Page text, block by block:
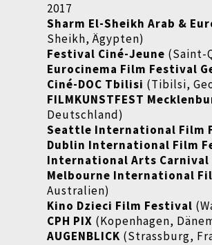
2017
Sharm El-Sheikh Arab &
Sheikh, Ägypten)
Festival Ciné-Jeune (Saint-
Eurocinema Film Festival
Ciné-DOC Tbilisi (Tibilsi,
FILMKUNSTFEST
Deutschland)
Seattle International Film
Dublin International Film
International Arts Carnival
Melbourne International
Australien)
Kino Dzieci Film Festival
CPH PIX (Kopenhagen,
AUGENBLICK (Strassburg,